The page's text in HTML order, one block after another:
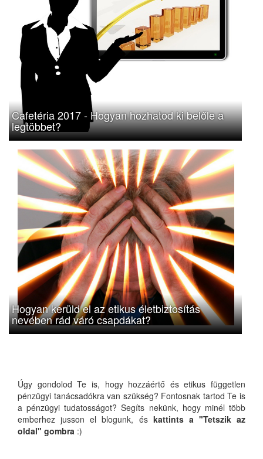
Cafetéria 2017 - Hogyan hozhatod ki belőle a
legtöbbet?
Hogyan kerüld el az etikus életbiztosítás
nevében rád váró csapdákat?
Úgy gondolod Te is, hogy hozzáértő és etikus független
pénzügyi tanácsadókra van szükség? Fontosnak tartod Te is
a pénzügyi tudatosságot? Segíts nekünk, hogy minél több
emberhez jusson el blogunk, és kattints a "Tetszik az
oldal" gombra :)